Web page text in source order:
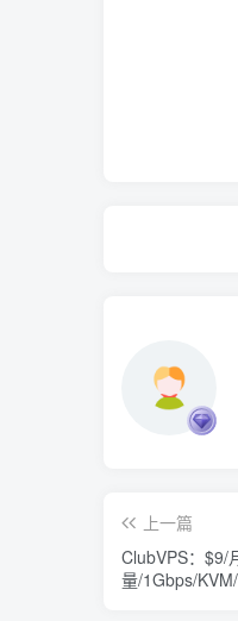
上一篇
ClubVPS：$9/
量/1Gbps/